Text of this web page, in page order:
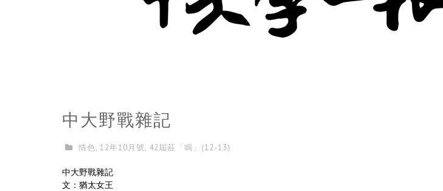
中大野戰雜記
情色, 12年10月號, 42屆莊「鳴」(12-13)
中大野戰雜記
文：猶太女王